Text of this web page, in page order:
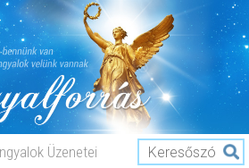
Üzenetei